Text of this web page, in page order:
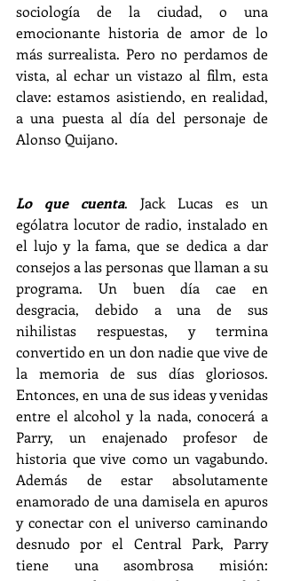
sociología de la ciudad, o una
emocionante historia de amor de lo
más surrealista. Pero no perdamos de
vista, al echar un vistazo al film, esta
clave: estamos asistiendo, en realidad,
a una puesta al día del personaje de
Alonso Quijano.
Lo que cuenta. Jack Lucas es un
ególatra locutor de radio, instalado en
el lujo y la fama, que se dedica a dar
consejos a las personas que llaman a su
programa. Un buen día cae en
desgracia, debido a una de sus
nihilistas respuestas, y termina
convertido en un don nadie que vive de
la memoria de sus días gloriosos.
Entonces, en una de sus ideas y venidas
entre el alcohol y la nada, conocerá a
Parry, un enajenado profesor de
historia que vive como un vagabundo.
Además de estar absolutamente
enamorado de una damisela en apuros
y conectar con el universo caminando
desnudo por el Central Park, Parry
tiene una asombrosa misión: